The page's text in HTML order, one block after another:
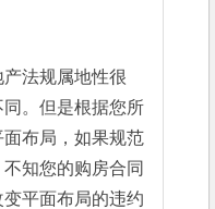
法规属地性很
。但是根据您所
布局，如果规范
知您的购房合同
平面布局的违约